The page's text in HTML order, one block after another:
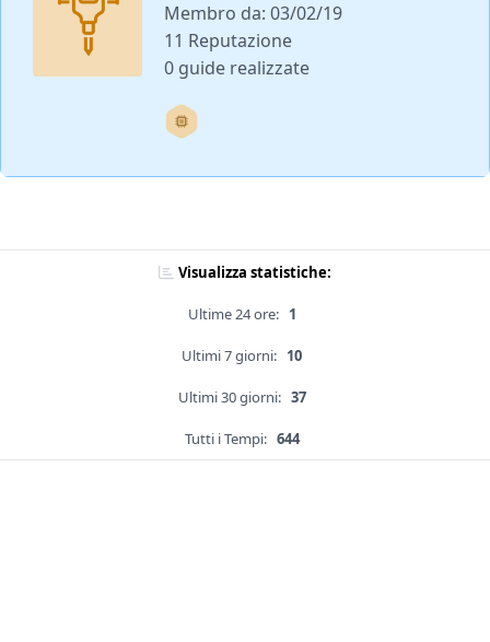
Membro da: 03/02/19
11 Reputazione
0 guide realizzate
Visualizza statistiche:
Ultime 24 ore: 1
Ultimi 7 giorni: 10
Ultimi 30 giorni: 37
Tutti i Tempi: 644